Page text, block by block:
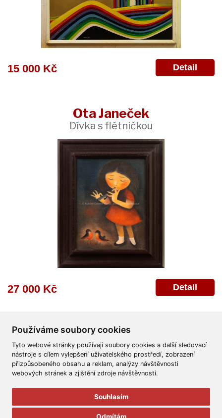
Používáme soubory cookies
Tyto webové stránky používají soubory cookies a další sledovací
nástroje s cílem vylepšení uživatelského prostředí, zobrazení
přizpůsobeného obsahu a reklam, analýzy návštěvnosti
webových stránek a zjištění zdroje návštěvnosti.
Souhlasím
15 000 Kč Detail
Ota Janeček
Dívka s flétničkou
27 000 Kč Detail
Všeobecné obchodní podmínky Reklamační řád
Ochrana osobních údajů
Aukční Galerie Platýz